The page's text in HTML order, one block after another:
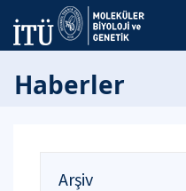
Haberler
Arşiv